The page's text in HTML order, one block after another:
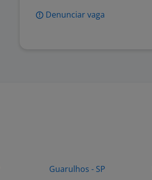
Denunciar vaga
Guarulhos - SP